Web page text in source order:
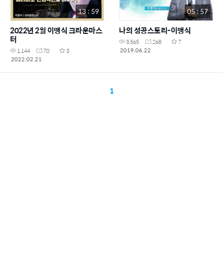
13 : 59
2022년 2월 이맹식 크라운마스
터
1,144 70
3
2022.02.21
05 : 57
나의 성공스토리-이맹식
3,565 268
7
2019.06.22
1